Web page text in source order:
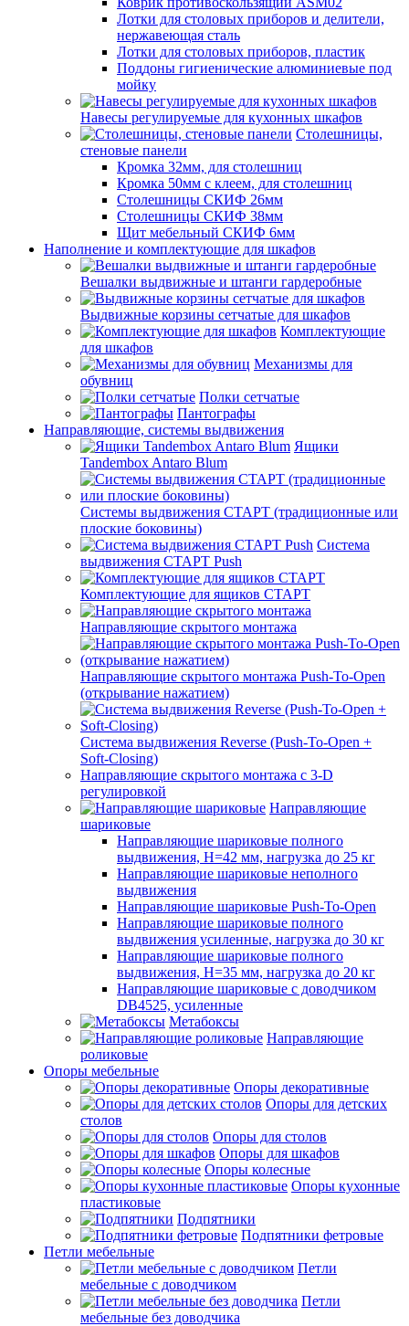
Лотки для столовых приборов и делители,
нержавеющая сталь
Лотки для столовых приборов, пластик
Поддоны гигиенические алюминиевые под
мойку
Навесы регулируемые для кухонных шкафов
Столешницы,
стеновые панели
Кромка 32мм, для столешниц
Кромка 50мм с клеем, для столешниц
Столешницы СКИФ 26мм
Столешницы СКИФ 38мм
Щит мебельный СКИФ 6мм
Наполнение и комплектующие для шкафов
Вешалки выдвижные и штанги гардеробные
Выдвижные корзины сетчатые для шкафов
Комплектующие
для шкафов
Механизмы для
обувниц
Полки сетчатые
Пантографы
Направляющие, системы выдвижения
Ящики
Tandembox Antaro Blum
Системы выдвижения СТАРТ (традиционные или
плоские боковины)
Система
выдвижения СТАРТ Push
Комплектующие для ящиков СТАРТ
Направляющие скрытого монтажа
Направляющие скрытого монтажа Push-To-Open
(открывание нажатием)
Система выдвижения Reverse (Push-To-Open +
Soft-Closing)
Направляющие скрытого монтажа с 3-D
регулировкой
Направляющие
шариковые
Направляющие шариковые полного
выдвижения, H=42 мм, нагрузка до 25 кг
Направляющие шариковые неполного
выдвижения
Направляющие шариковые Push-To-Open
Направляющие шариковые полного
выдвижения усиленные, нагрузка до 30 кг
Направляющие шариковые полного
выдвижения, H=35 мм, нагрузка до 20 кг
Направляющие шариковые с доводчиком
DB4525, усиленные
Метабоксы
Направляющие
роликовые
Опоры мебельные
Опоры декоративные
Опоры для детских
столов
Опоры для столов
Опоры для шкафов
Опоры колесные
Опоры кухонные
пластиковые
Подпятники
Подпятники фетровые
Петли мебельные
Петли
мебельные с доводчиком
Петли
мебельные без доводчика